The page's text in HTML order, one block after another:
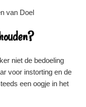
niet de bedoeling
voor instorting en de
een oogje in het